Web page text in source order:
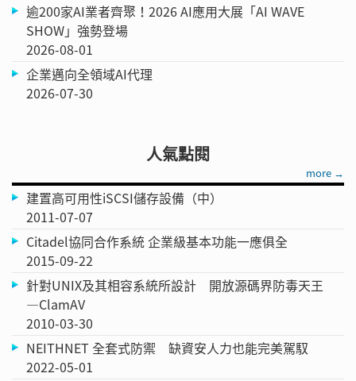
逾200家AI業者齊聚！2026 AI應用大展「AI WAVE
SHOW」強勢登場
2026-08-01
企業邁向全領域AI代理
2026-07-30
人氣點閱
more →
建置高可用性iSCSI儲存設備（中）
2011-07-07
Citadel協同合作系統 企業級基本功能一應俱全
2015-09-22
針對UNIX及其相容系統所設計 開放源碼界防毒天王
—ClamAV
2010-03-30
NEITHNET 全套式防禦 缺資安人力也能完美駕馭
2022-05-01